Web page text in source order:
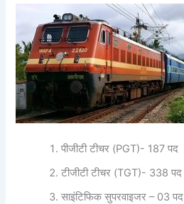
पीजीटी टीचर (PGT)- 187 पद
टीजीटी टीचर (TGT)- 338 पद
साइंटिफिक सुपरवाइजर – 03 पद